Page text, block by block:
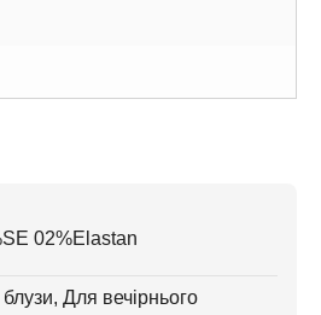
02%Elastan
Для вечірнього